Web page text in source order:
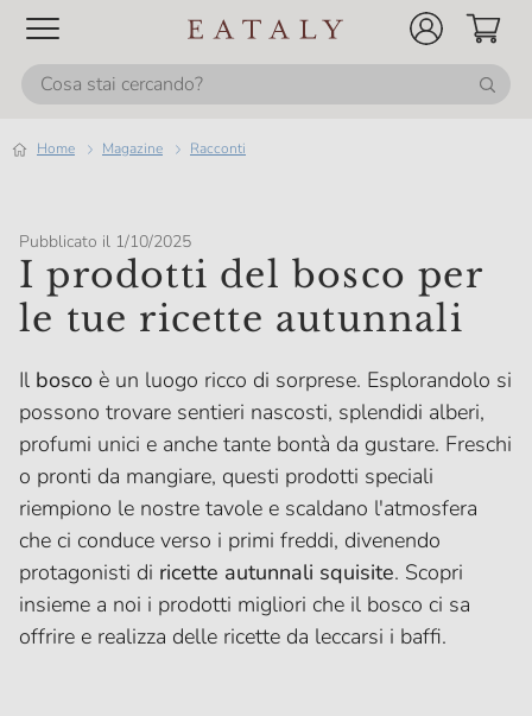
Home magazine Racconti
Pubblicato il 1/10/2025
I prodotti del bosco per
le tue ricette autunnali
Il bosco è un luogo ricco di sorprese. Esplorandolo si
possono trovare sentieri nascosti, splendidi alberi,
profumi unici e anche tante bontà da gustare. Freschi
o pronti da mangiare, questi prodotti speciali
riempiono le nostre tavole e scaldano l'atmosfera
che ci conduce verso i primi freddi, divenendo
protagonisti di ricette autunnali squisite. Scopri
insieme a noi i prodotti migliori che il bosco ci sa
offrire e realizza delle ricette da leccarsi i baffi.